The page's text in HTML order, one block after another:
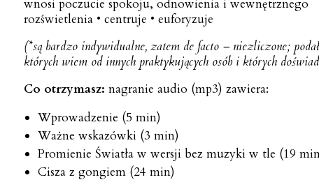
wnosi poczucie spokoju, odnowienia i wewnętrznego
rozświetlenia • centruje • euforyzuje
(*są bardzo indywidualne, zatem de facto – niezliczone;
których wiem od innych praktykujących osób i których
Co otrzymasz: nagranie audio (mp3) zawiera:
Wprowadzenie (5 min)
Ważne wskazówki (3 min)
Promienie Światła w wersji bez muzyki w tle (19
Cisza z gongiem (24 min)